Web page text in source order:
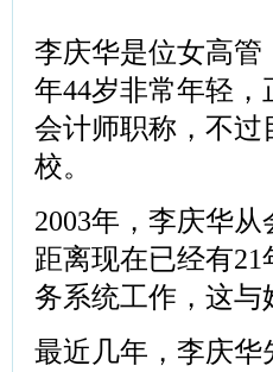
李庆华是位女高管
年44岁非常年轻
会计师职称，不
校。
2003年，李庆华
距离现在已经有
务系统工作，这
最近几年，李庆